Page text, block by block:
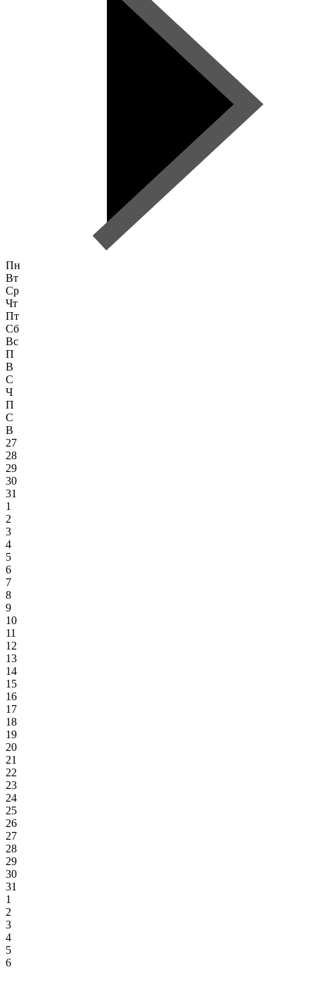
Пн
Вт
Ср
Чт
Пт
Сб
Вс
П
В
С
Ч
П
С
В
27
28
29
30
31
1
2
3
4
5
6
7
8
9
10
11
12
13
14
15
16
17
18
19
20
21
22
23
24
25
26
27
28
29
30
31
1
2
3
4
5
6